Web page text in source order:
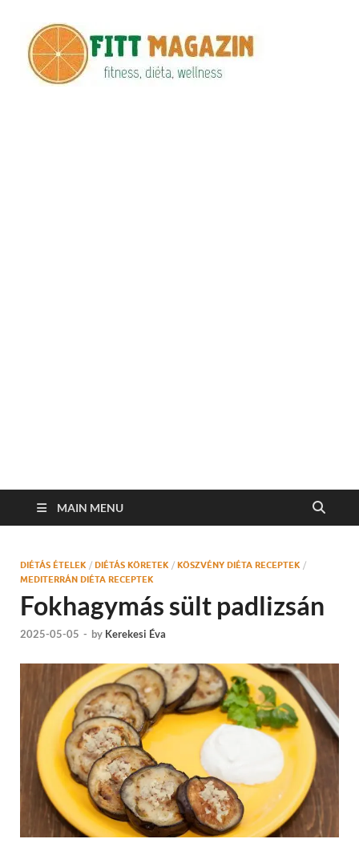
MAIN MENU
DIÉTÁS ÉTELEK / DIÉTÁS KÖRETEK / KÖSZVÉNY DIÉTA RECEPTEK /
MEDITERRÁN DIÉTA RECEPTEK
Fokhagymás sült padlizsán
2025-05-05 - by Kerekesi Éva